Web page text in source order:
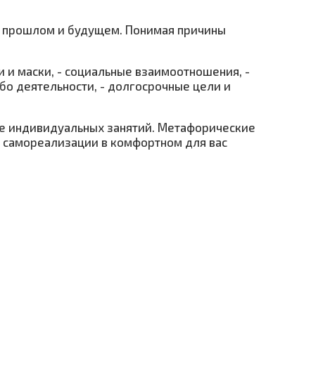
прошлом и будущем. Понимая причины
и маски, - социальные взаимоотношения, -
деятельности, - долгосрочные цели и
индивидуальных занятий. Метафорические
самореализации в комфортном для вас